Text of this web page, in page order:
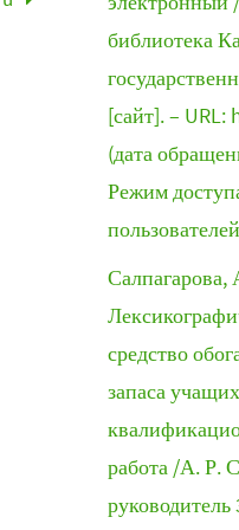
библиотека
[сайт]. –
(дата
Режим
Салпагарова,
средство
запаса
работа /А. Р.